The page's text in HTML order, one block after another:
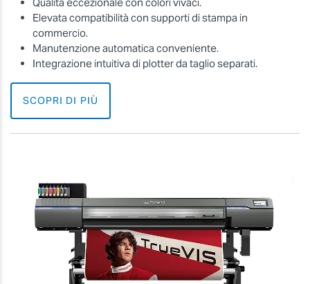
Elevata compatibilità con supporti di stampa in
commercio.
Manutenzione automatica conveniente.
Integrazione intuitiva di plotter da taglio separati.
SCOPRI DI PIÙ